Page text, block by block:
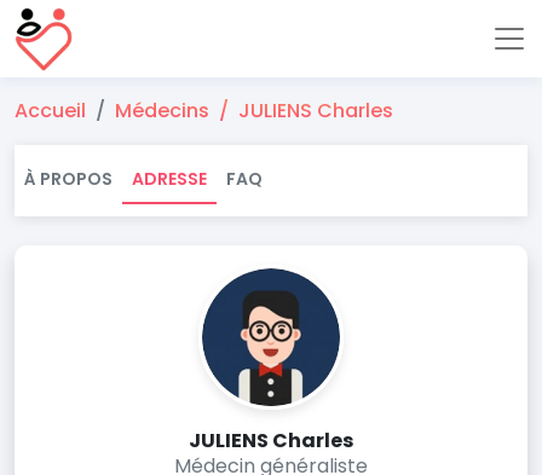
Accueil Médecins JULIENS Charles
À PROPOS ADRESSE FAQ
JULIENS Charles
Médecin généraliste